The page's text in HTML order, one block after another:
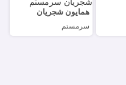
همایون شجریان
سرمستم